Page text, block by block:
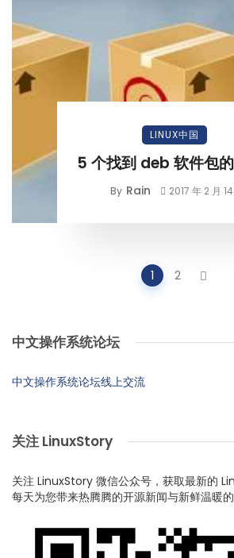
LINUX中国
5 个找到 deb 软件包
By Rain 2017 年 2 月
1 2
中文操作系统论坛
中文操作系统论坛线上交流
关注 LinuxStory
关注 LinuxStory 微信公众号，获取最新的
每天为您带来热腾腾的开源新闻与新鲜温暖的